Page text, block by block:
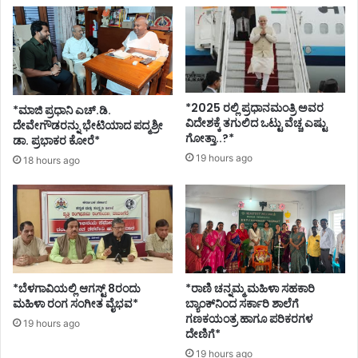
ಧ
ರಾ
ಮ
ಯ್
ಯ
ಬ
ಸ
ವ
ರಾ
ಜ
ಬೊ
ಮ್
ಮಾ
ಯಿ
*ಮಾಜಿ ಪ್ರಧಾನಿ ಎಚ್.ಡಿ.
ದೇವೇಗೌಡರನ್ನು ಭೇಟಿಯಾದ ಪದ್ಮಶ್ರೀ
ಡಾ. ಪ್ರಭಾಕರ ಕೋರೆ*
18 hours ago
*2025 ರಲ್ಲಿ ಪ್ರಧಾನಮಂತ್ರಿ ಅವರ
ವಿದೇಶಕ್ಕೆ ತಗುಲಿದ ಒಟ್ಟು ವೆಚ್ಚ ಎಷ್ಟು
ಗೋತ್ತಾ..?*
19 hours ago
*ಬೆಳಗಾವಿಯಲ್ಲಿ ಆಗಸ್ಟ್ 8ರಂದು
ಮಹಿಳಾ ರಂಗ ಸಂಗೀತ ವೈಭವ*
19 hours ago
*ರಾಣಿ ಚನ್ನಮ್ಮ ಮಹಿಳಾ ಸಹಕಾರಿ
ಬ್ಯಾಂಕ್‌ನಿಂದ ಸರ್ಕಾರಿ ಶಾಲೆಗೆ
ಗಣಕಯಂತ್ರ ಹಾಗೂ ಪರಿಕರಗಳ
ದೇಣಿಗೆ*
19 hours ago